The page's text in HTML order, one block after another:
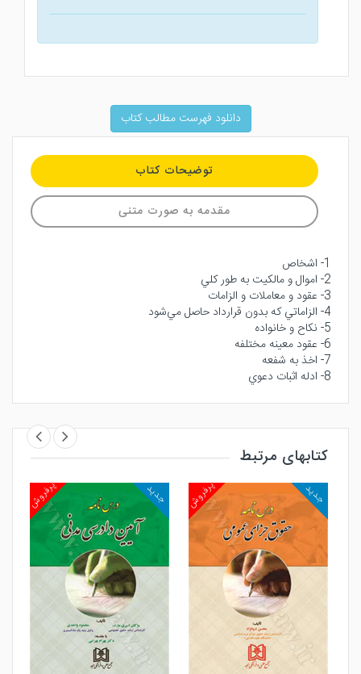
دانلود فهرست مطالب کتاب
توضیحات کتاب
مقدمه به صورت متنی
1- اشخاص
2- اموال و مالكيت به طور كلي
3- عقود و معاملات و الزامات
4- الزاماتي كه بدون قرارداد حاصل مي‌شود
5- نكاح و خانواده
6- عقود معينه مختلفه
7- اخذ به شفعه
8- ادله اثبات دعوي
کتابهای مرتبط
مشاهده و خرید
پرفروش جدید
مشاهده و خرید
پرفروش جدید